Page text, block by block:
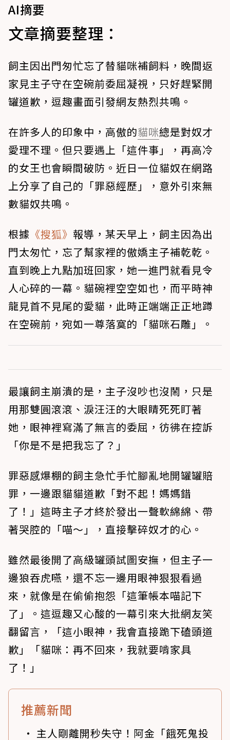
AI摘要
文章摘要整理：
飼主因出門匆忙忘了替貓咪補飼料，晚間返
家見主子守在空碗前委屈凝視，只好趕緊開
罐道歉，逗趣畫面引發網友熱烈共鳴。
在許多人的印象中，高傲的貓咪總是對奴才
愛理不理。但只要遇上「這件事」，再高冷
的女王也會瞬間破防。近日一位貓奴在網路
上分享了自己的「罪惡經歷」，意外引來無
數貓奴共鳴。
根據 《搜狐》 報導，某天早上，飼主因為出
門太匆忙，忘了幫家裡的傲嬌主子補乾乾。
直到晚上九點加班回家，她一進門就看見令
人心碎的一幕。貓碗裡空空如也，而平時神
龍見首不見尾的愛貓，此時正端端正正地蹲
在空碗前，宛如一尊落寞的「貓咪石雕」。
最讓飼主崩潰的是，主子沒吵也沒鬧，只是
用那雙圓滾滾、淚汪汪的大眼睛死死盯著
她，眼神裡寫滿了無言的委屈，彷彿在控訴
「你是不是把我忘了？」
罪惡感爆棚的飼主急忙手忙腳亂地開罐罐賠
罪，一邊跟貓貓道歉「對不起！媽媽錯
了！」這時主子才終於發出一聲軟綿綿、帶
著哭腔的「喵～」，直接擊碎奴才的心。
雖然最後開了高級罐頭試圖安撫，但主子一
邊狼吞虎嚥，還不忘一邊用眼神狠狠看過
來，就像是在偷偷抱怨「這筆帳本喵記下
了」。這逗趣又心酸的一幕引來大批網友笑
翻留言，「這小眼神，我會直接跪下磕頭道
歉」「貓咪：再不回來，我就要啃家具
了！」
推薦新聞
主人剛離開秒失守！阿金「餓死鬼投